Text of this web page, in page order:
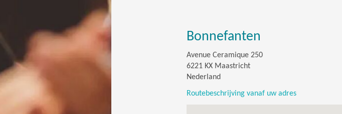
Bonnefanten
Avenue Ceramique 250
6221 KX Maastricht
Nederland
Routebeschrijving vanaf uw adres